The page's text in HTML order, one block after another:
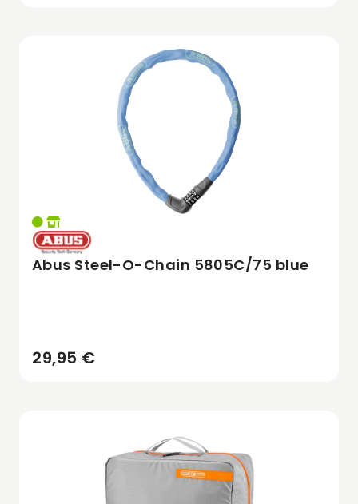
Abus Steel-O-Chain 5805C/75 blue
29,95 €